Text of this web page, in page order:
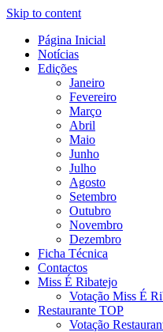
Skip to content
É Ribatejo –
Online
Revista Social Online
Página Inicial
Notícias
Edições
Janeiro
Fevereiro
Março
Abril
Maio
Junho
Julho
Agosto
Setembro
Outubro
Novembro
Dezembro
Ficha Técnica
Contactos
Miss É Ribatejo
Votação Miss É
Restaurante TOP
Votação